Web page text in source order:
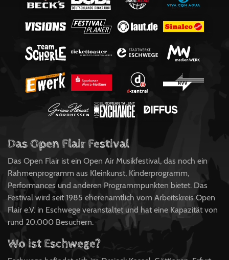
Das Open Flair Festival
Das Open Flair ist ein Open Air Musikfestival, das noch ein
Rahmenprogramm aus Kleinkunst, Kinderprogramm,
Performances und anderen Programmpunkten bietet. Das
Festival wird seit 1985 eherenamtlich vom Arbeitskreis Open
Flair e.V. in Eschwege veranstaltet und hat eine Kapazität von
rund 20.000 Besuchern.
Wo ist Eschwege?